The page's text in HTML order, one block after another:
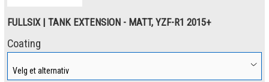
FULLSIX | TANK EXTENSION - MATT, YZF-R1 2015+
Coating